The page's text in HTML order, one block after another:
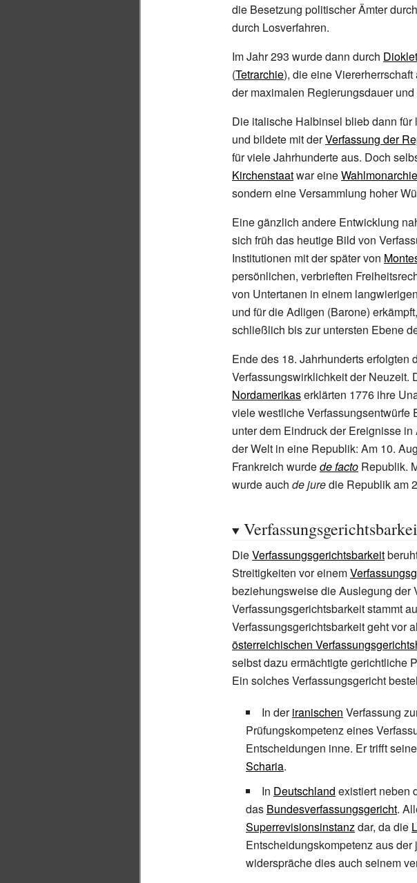
die Besetzung politischer Ämter
durch Losverfahren.
Im Jahr 293 wurde dann durch
(Tetrarchie), die eine
der maximalen Regierungsdauer
Die italische Halbinsel blieb dann
und bildete mit derVerfassung der
für viele Jahrhunderte aus. Doch
Kirchenstaatwar eineWahlmonarchie
sondern eine Versammlung hoher
Eine gänzlich andere Entwicklung
sich früh das heutige Bild von
Institutionen mit der später von
persönlichen, verbrieften
von Untertanen in einem
und für die Adligen (Barone)
schließlich bis zur untersten Ebene
Ende des 18. Jahrhunderts erfolgten
Verfassungswirklichkeit der Neuzeit.
Nordamerikaserklärten 1776 ihre
viele westliche Verfassungsentwürfe
unter dem Eindruck der Ereignisse
der Welt in eine Republik: Am 10.
Frankreich wurdede facto Republik.
wurde auch de juredie Republik am
DieVerfassungsgerichtsbarkeit
Streitigkeiten vor einem
beziehungsweise die Auslegung der
Verfassungsgerichtsbarkeit stammt
Verfassungsgerichtsbarkeit geht vor
österreichischen
selbst dazu ermächtigte gerichtliche
Ein solches Verfassungsgericht
In deriranischen Verfassung
Prüfungskompetenz eines
Entscheidungen inne. Er trifft
Scharia.
In Deutschland existiert neben
das Bundesverfassungsgericht.
Superrevisionsinstanzdar, da die
Entscheidungskompetenz aus der
widerspräche dies auch seinem